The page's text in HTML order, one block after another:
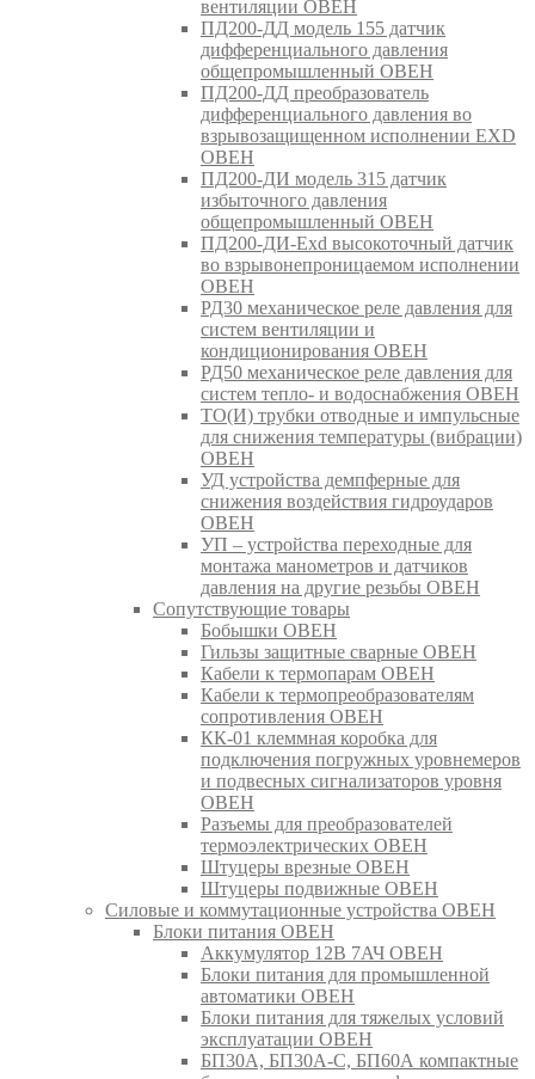
вентиляции ОВЕН
ПД200-ДД модель 155 датчик
дифференциального давления
общепромышленный ОВЕН
ПД200-ДД преобразователь
дифференциального давления во
взрывозащищенном исполнении EXD
ОВЕН
ПД200-ДИ модель 315 датчик
избыточного давления
общепромышленный ОВЕН
ПД200-ДИ-Exd высокоточный датчик
во взрывонепроницаемом исполнении
ОВЕН
РД30 механическое реле давления для
систем вентиляции и
кондиционирования ОВЕН
РД50 механическое реле давления для
систем тепло- и водоснабжения ОВЕН
ТО(И) трубки отводные и импульсные
для снижения температуры (вибрации)
ОВЕН
УД устройства демпферные для
снижения воздействия гидроударов
ОВЕН
УП – устройства переходные для
монтажа манометров и датчиков
давления на другие резьбы ОВЕН
Сопутствующие товары
Бобышки ОВЕН
Гильзы защитные сварные ОВЕН
Кабели к термопарам ОВЕН
Кабели к термопреобразователям
сопротивления ОВЕН
КК-01 клеммная коробка для
подключения погружных уровнемеров
и подвесных сигнализаторов уровня
ОВЕН
Разъемы для преобразователей
термоэлектрических ОВЕН
Штуцеры врезные ОВЕН
Штуцеры подвижные ОВЕН
Силовые и коммутационные устройства ОВЕН
Блоки питания ОВЕН
Аккумулятор 12В 7АЧ ОВЕН
Блоки питания для промышленной
автоматики ОВЕН
Блоки питания для тяжелых условий
эксплуатации ОВЕН
БП30А, БП30А-С, БП60А компактные